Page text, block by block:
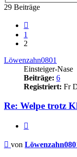
29 Beiträge
1
2
Löwenzahn0801
Einsteiger-Nase
Beiträge: 6
Registriert: Fr
Re: Welpe trotz
Beitrag
von